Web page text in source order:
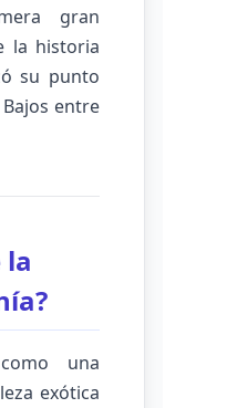
gran
la historia
su punto
entre
la
una
exótica